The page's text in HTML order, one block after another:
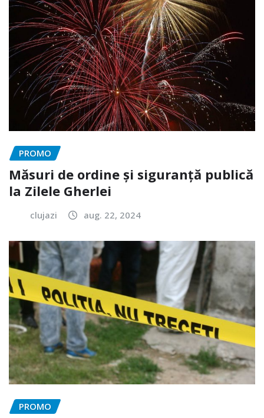
PROMO
Măsuri de ordine și siguranță publică
la Zilele Gherlei
clujazi aug. 22, 2024
PROMO